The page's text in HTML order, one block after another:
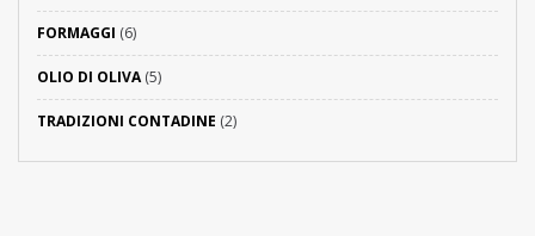
FORMAGGI (6)
OLIO DI OLIVA(5)
TRADIZIONI CONTADINE (2)